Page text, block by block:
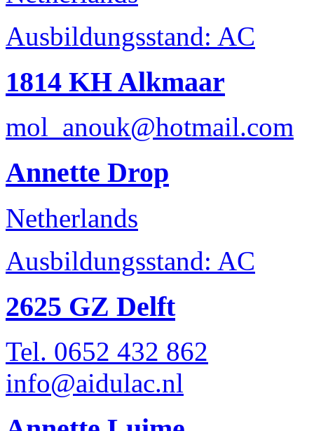
Ausbildungsstand: AC
1814 KH Alkmaar
mol_anouk@hotmail.com
Annette Drop
Netherlands
Ausbildungsstand: AC
2625 GZ Delft
Tel. 0652 432 862
info@aidulac.nl